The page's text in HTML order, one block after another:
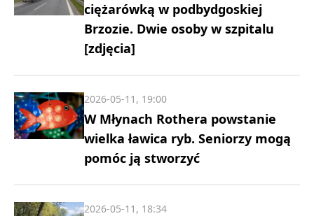
ciężarówką w podbydgoskiej
Brzozie. Dwie osoby w szpitalu
[zdjęcia]
W Młynach Rothera powstanie
wielka ławica ryb. Seniorzy mogą
pomóc ją stworzyć
2026-05-11, 19:00
2026-05-11, 18:34